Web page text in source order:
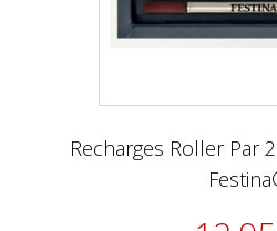
Recharges Roller Par